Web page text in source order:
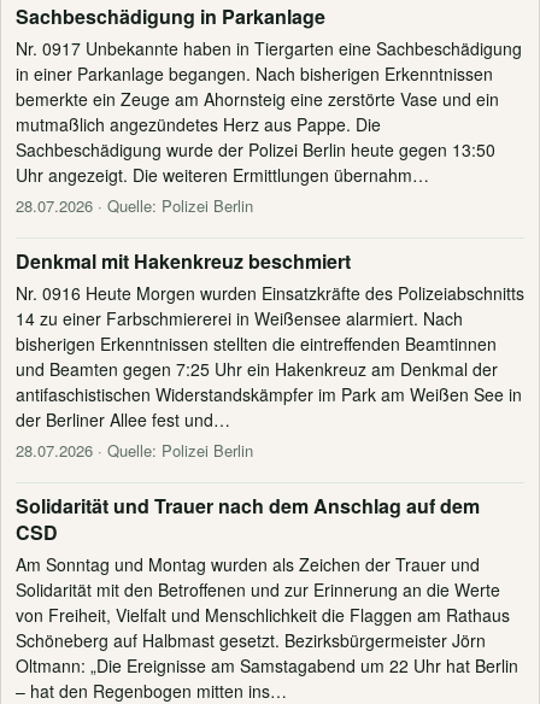
Sachbeschädigung in Parkanlage
Nr. 0917 Unbekannte haben in Tiergarten eine Sachbeschädigung
in einer Parkanlage begangen. Nach bisherigen Erkenntnissen
bemerkte ein Zeuge am Ahornsteig eine zerstörte Vase und ein
mutmaßlich angezündetes Herz aus Pappe. Die
Sachbeschädigung wurde der Polizei Berlin heute gegen 13:50
Uhr angezeigt. Die weiteren Ermittlungen übernahm…
28.07.2026 · Quelle: Polizei Berlin
Denkmal mit Hakenkreuz beschmiert
Nr. 0916 Heute Morgen wurden Einsatzkräfte des Polizeiabschnitts
14 zu einer Farbschmiererei in Weißensee alarmiert. Nach
bisherigen Erkenntnissen stellten die eintreffenden Beamtinnen
und Beamten gegen 7:25 Uhr ein Hakenkreuz am Denkmal der
antifaschistischen Widerstandskämpfer im Park am Weißen See in
der Berliner Allee fest und…
28.07.2026 · Quelle: Polizei Berlin
Solidarität und Trauer nach dem Anschlag auf dem
CSD
Am Sonntag und Montag wurden als Zeichen der Trauer und
Solidarität mit den Betroffenen und zur Erinnerung an die Werte
von Freiheit, Vielfalt und Menschlichkeit die Flaggen am Rathaus
Schöneberg auf Halbmast gesetzt. Bezirksbürgermeister Jörn
Oltmann: „Die Ereignisse am Samstagabend um 22 Uhr hat Berlin
– hat den Regenbogen mitten ins…